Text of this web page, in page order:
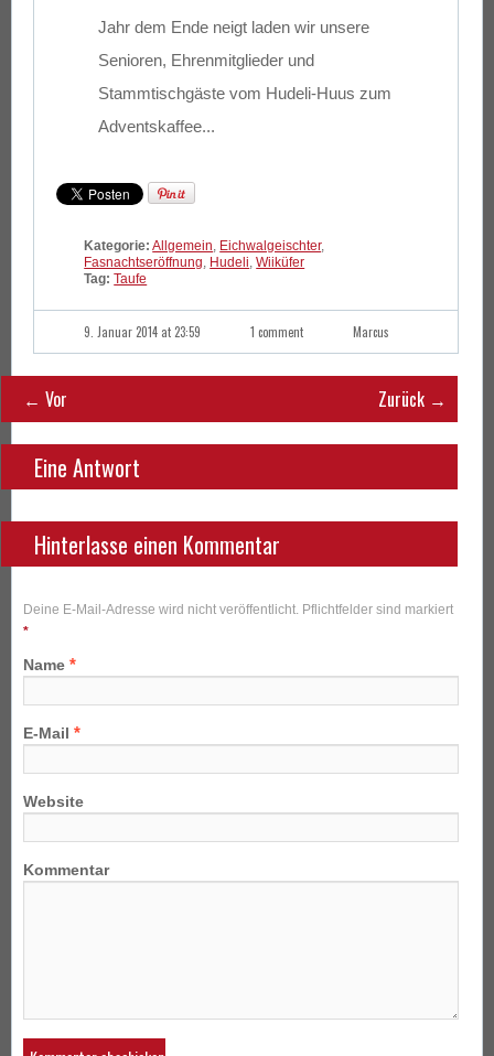
Jahr dem Ende neigt laden wir unsere
Senioren, Ehrenmitglieder und
Stammtischgäste vom Hudeli-Huus zum
Adventskaffee...
Kategorie: Allgemein, Eichwalgeischter,
Fasnachtseröffnung, Hudeli,Wiiküfer
Tag: Taufe
9. Januar 2014 at 23:59 1 comment Marcus
← Vor Zurück →
Eine Antwort
Hinterlasse einen Kommentar
Deine E-Mail-Adresse wird nicht veröffentlicht. Pflichtfelder sind markiert
*
Name *
E-Mail *
Website
Kommentar